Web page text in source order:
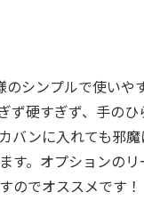
のシンプルで使いや
ず硬すぎず、手の
バンに入れても邪
す。オプションの
のでオススメです！